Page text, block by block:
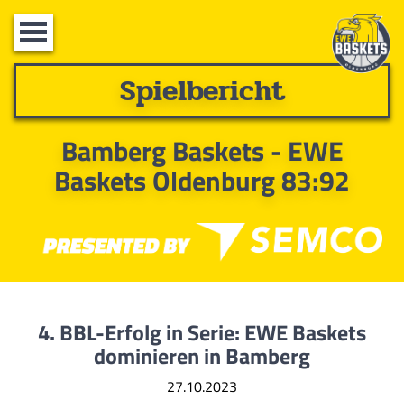
Toggle
navigation
Spielbericht
Bamberg Baskets - EWE
Baskets Oldenburg 83:92
4. BBL-Erfolg in Serie: EWE Baskets
dominieren in Bamberg
27.10.2023